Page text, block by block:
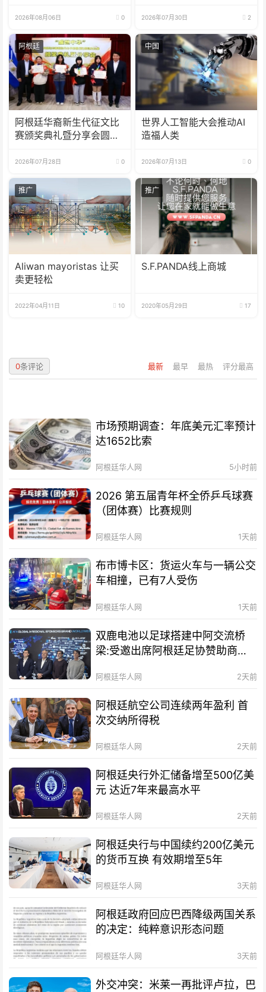
2026年08月06日 0 2026年07月30日 2
阿根廷
阿根廷华裔新生代征文比
赛颁奖典礼暨分享会圆满
2026年07月28日 0
中国
世界人工智能大会推动AI
造福人类
2026年07月13日 0
推广
Aliwan mayoristas 让买
卖更轻松
2022年04月11日 10
推广
S.F.PANDA线上商城
2020年05月29日 17
最新 最早 最热 评分最高
0条评论
市场预期调查：年底美元汇率预计
达1652比索
阿根廷华人网 5小时前
2026 第五届青年杯全侨乒乓球赛
（团体赛）比赛规则
阿根廷华人网 1天前
布市博卡区：货运火车与一辆公交
车相撞，已有7人受伤
阿根廷华人网 1天前
双鹿电池以足球搭建中阿交流桥
梁:受邀出席阿根廷足协赞助商招
阿根廷华人网 2天前
阿根廷航空公司连续两年盈利 首
次交纳所得税
阿根廷华人网 2天前
阿根廷央行外汇储备增至500亿美
元 达近7年来最高水平
阿根廷华人网 2天前
阿根廷央行与中国续约200亿美元
的货币互换 有效期增至5年
阿根廷华人网 3天前
阿根廷政府回应巴西降级两国关系
的决定：纯粹意识形态问题
阿根廷华人网 3天前
外交冲突：米莱一再批评卢拉，巴